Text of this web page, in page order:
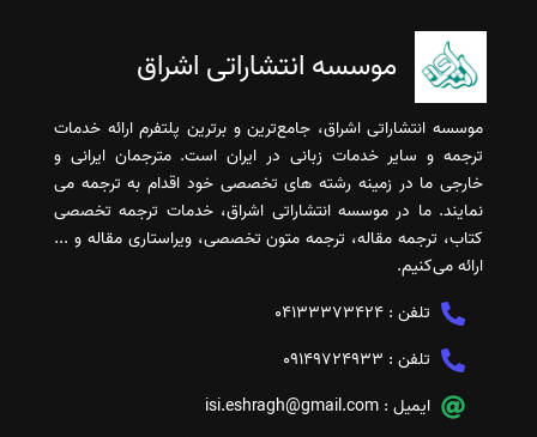
موسسه انتشاراتی اشراق
موسسه انتشاراتی اشراق، جامع‌ترین و برترین پلتفرم ارائه خدمات
ترجمه و سایر خدمات زبانی در ایران است. مترجمان ایرانی و
خارجی ما در زمینه رشته های تخصصی خود اقدام به ترجمه می
نمایند. ما در موسسه انتشاراتی اشراق، خدمات ترجمه تخصصی
کتاب، ترجمه مقاله، ترجمه متون تخصصی، ویراستاری مقاله و ...
ارائه می‌کنیم.
تلفن : 04133373424
تلفن : 09149724933
ایمیل : isi.eshragh@gmail.com